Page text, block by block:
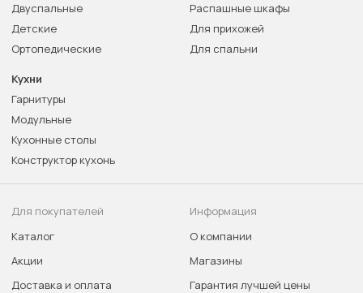
Двуспальные
Детские
Ортопедические
Распашные шкафы
Для прихожей
Для спальни
Кухни
Гарнитуры
Модульные
Кухонные столы
Конструктор кухонь
Для покупателей
Каталог
Акции
Доставка и оплата
Информация
О компании
Магазины
Гарантия лучшей цены